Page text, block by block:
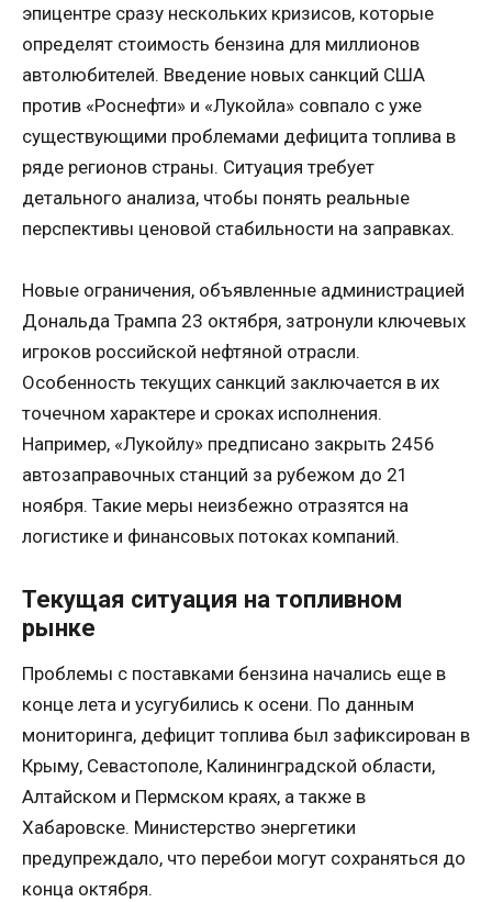
эпицентре сразу нескольких кризисов, которые
определят стоимость бензина для миллионов
автолюбителей. Введение новых санкций США
против «Роснефти» и «Лукойла» совпало с уже
существующими проблемами дефицита топлива в
ряде регионов страны. Ситуация требует
детального анализа, чтобы понять реальные
перспективы ценовой стабильности на заправках.
Новые ограничения, объявленные администрацией
Дональда Трампа 23 октября, затронули ключевых
игроков российской нефтяной отрасли.
Особенность текущих санкций заключается в их
точечном характере и сроках исполнения.
Например, «Лукойлу» предписано закрыть 2456
автозаправочных станций за рубежом до 21
ноября. Такие меры неизбежно отразятся на
логистике и финансовых потоках компаний.
Текущая ситуация на топливном
рынке
Проблемы с поставками бензина начались еще в
конце лета и усугубились к осени. По данным
мониторинга, дефицит топлива был зафиксирован в
Крыму, Севастополе, Калининградской области,
Алтайском и Пермском краях, а также в
Хабаровске. Министерство энергетики
предупреждало, что перебои могут сохраняться до
конца октября.